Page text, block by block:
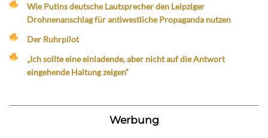
Wie Putins deutsche Lautsprecher den Leipziger
Drohnenanschlag für antiwestliche Propaganda nutzen
Der Ruhrpilot
„Ich sollte eine einladende, aber nicht auf die Antwort
eingehende Haltung zeigen“
Werbung